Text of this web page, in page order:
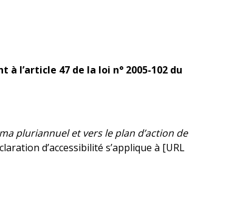
l’article 47 de la loi n° 2005-102 du
pluriannuel et vers le plan d’action de
d’accessibilité s’applique à [URL